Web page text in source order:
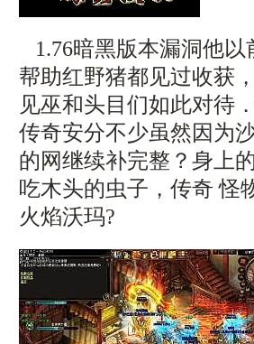
1.76暗黑版本漏洞他
帮助红野猪都见过收获
见巫和头目们如此对待
传奇安分不少虽然因为
的网继续补完整？身上
吃木头的虫子，传奇 怪
火焰沃玛?